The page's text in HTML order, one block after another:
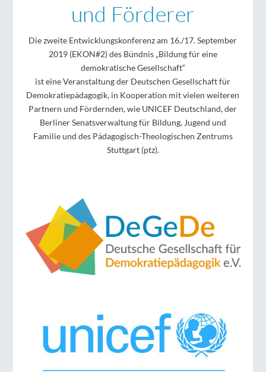
und Förderer
Die zweite Entwicklungskonferenz am 16./17. September
2019 (EKON#2) des Bündnis „Bildung für eine
demokratische Gesellschaft“
ist eine Veranstaltung der Deutschen Gesellschaft für
Demokratiepädagogik, in Kooperation mit vielen weiteren
Partnern und Fördernden, wie UNICEF Deutschland, der
Berliner Senatsverwaltung für Bildung, Jugend und
Familie und des Pädagogisch-Theologischen Zentrums
Stuttgart (ptz).